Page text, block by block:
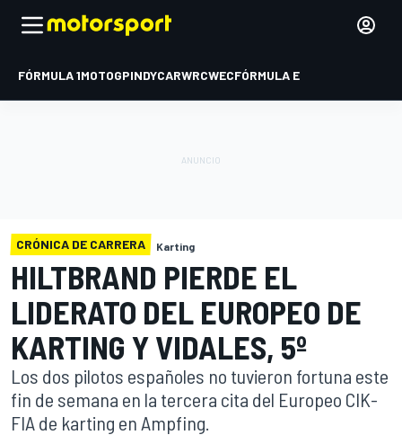
FÓRMULA 1MOTOGPINDYCARWRCWECFÓRMULA E
CRÓNICA DE CARRERA Karting
HILTBRAND PIERDE EL
LIDERATO DEL EUROPEO DE
KARTING Y VIDALES, 5º
Los dos pilotos españoles no tuvieron fortuna este
fin de semana en la tercera cita del Europeo CIK-
FIA de karting en Ampfing.